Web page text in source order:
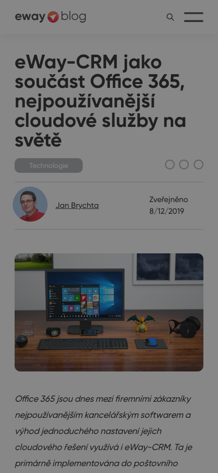
eWay-CRM jako
součást Office 365,
nejpoužívanější
cloudové služby na
světě
Technologie
Jan Brychta
Zveřejněno
8/12/2019
Office 365 jsou dnes mezi firemními zákazníky
nejpoužívanějším kancelářským softwarem a
výhod jednoduchého nastavení jejich
cloudového řešení využívá i eWay-CRM. Ta je
primárně implementována do poštovního